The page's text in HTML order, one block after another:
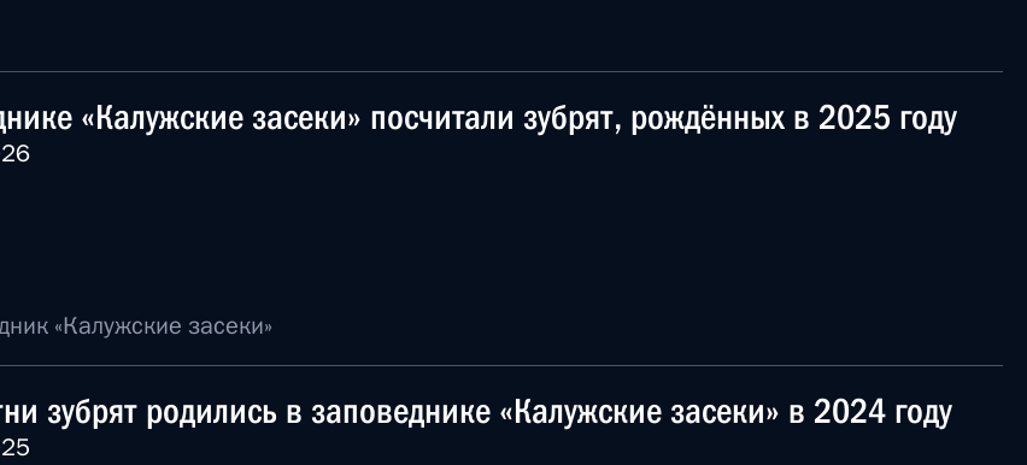
«Калужские засеки» посчитали зубрят, рождённых в 2025 году
«Калужские засеки»
зубрят родились в заповеднике «Калужские засеки» в 2024 году